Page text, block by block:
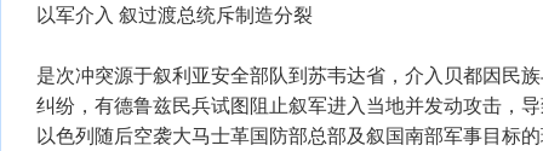
以军介入 叙过渡总统斥制造分裂
是次冲突源于叙利亚安全部队到苏韦达省，介入贝都因民
纠纷，有德鲁兹民兵试图阻止叙军进入当地并发动攻击，
以色列随后空袭大马士革国防部总部及叙国南部军事目标